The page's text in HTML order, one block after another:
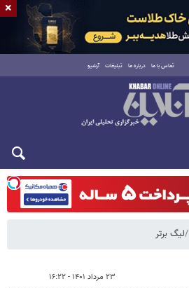
تماس با ما درباره ما تبلیغات آرشیو
لیگ برتر
۲۳ مرداد ۱۴۰۱ - ۱۶:۲۲
×